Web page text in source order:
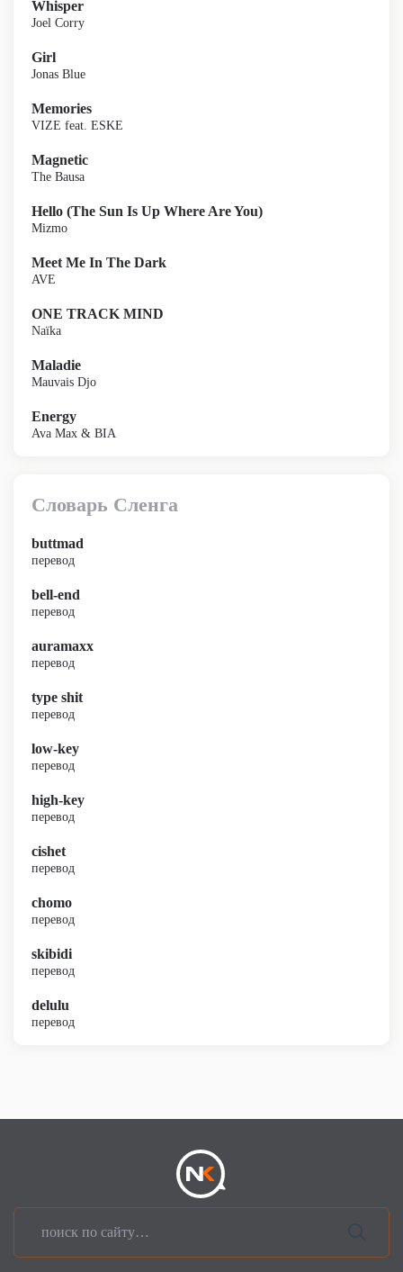
Whisper
Joel Corry
Girl
Jonas Blue
Memories
VIZE feat. ESKE
Magnetic
The Bausa
Hello (The Sun Is Up Where Are You)
Mizmo
Meet Me In The Dark
AVE
ONE TRACK MIND
Naïka
Maladie
Mauvais Djo
Energy
Ava Max & BIA
Словарь Сленга
buttmad
перевод
bell-end
перевод
auramaxx
перевод
type shit
перевод
low-key
перевод
high-key
перевод
cishet
перевод
chomo
перевод
skibidi
перевод
delulu
перевод